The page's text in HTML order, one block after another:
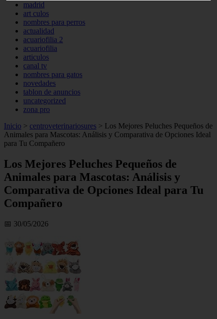
madrid
art culos
nombres para perros
actualidad
acuariofilia 2
acuariofilia
articulos
canal tv
nombres para gatos
novedades
tablon de anuncios
uncategorized
zona pro
Inicio > centroveterinariosures > Los Mejores Peluches Pequeños de
Animales para Mascotas: Análisis y Comparativa de Opciones Ideal
para Tu Compañero
Los Mejores Peluches Pequeños de
Animales para Mascotas: Análisis y
Comparativa de Opciones Ideal para Tu
Compañero
📅 30/05/2026